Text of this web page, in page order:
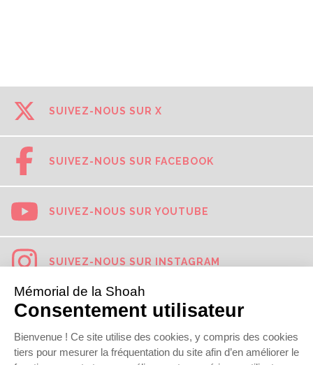
SUIVEZ-NOUS SUR X
SUIVEZ-NOUS SUR FACEBOOK
SUIVEZ-NOUS SUR YOUTUBE
SUIVEZ-NOUS SUR INSTAGRAM
SUIVEZ-NOUS SUR TIKTOK
SUIVEZ-NOUS SUR LINKEDIN